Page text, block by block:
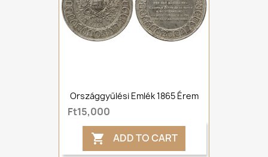
Országgyűlési Emlék 1865 Érem
Ft15,000
 ADD TO CART